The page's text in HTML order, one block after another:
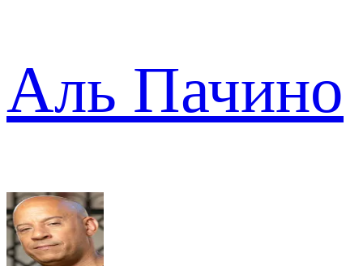
Аль Пачино